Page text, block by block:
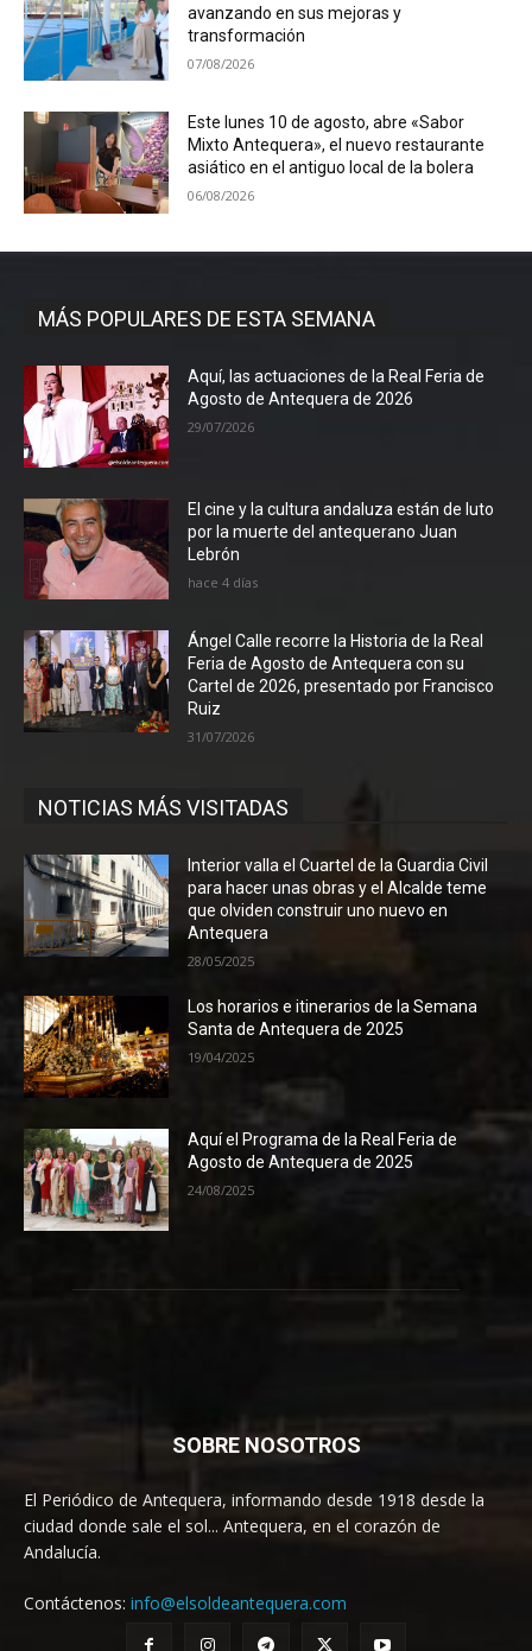
avanzando en sus mejoras y
transformación
07/08/2026
Este lunes 10 de agosto, abre «Sabor
Mixto Antequera», el nuevo restaurante
asiático en el antiguo local de la bolera
06/08/2026
MÁS POPULARES DE ESTA SEMANA
Aquí, las actuaciones de la Real Feria de
Agosto de Antequera de 2026
29/07/2026
El cine y la cultura andaluza están de luto
por la muerte del antequerano Juan
Lebrón
hace 4 días
Ángel Calle recorre la Historia de la Real
Feria de Agosto de Antequera con su
Cartel de 2026, presentado por Francisco
Ruiz
31/07/2026
NOTICIAS MÁS VISITADAS
Interior valla el Cuartel de la Guardia Civil
para hacer unas obras y el Alcalde teme
que olviden construir uno nuevo en
Antequera
28/05/2025
Los horarios e itinerarios de la Semana
Santa de Antequera de 2025
19/04/2025
Aquí el Programa de la Real Feria de
Agosto de Antequera de 2025
24/08/2025
SOBRE NOSOTROS
El Periódico de Antequera, informando desde 1918 desde la
ciudad donde sale el sol... Antequera, en el corazón de
Andalucía.
Contáctenos: info@elsoldeantequera.com